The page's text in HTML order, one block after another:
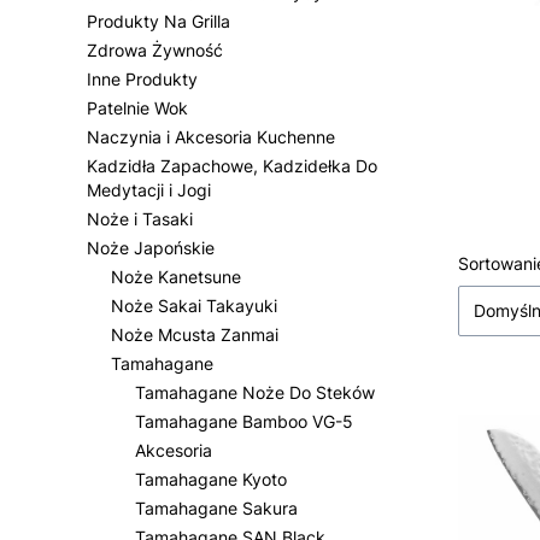
Produkty Na Grilla
Zdrowa Żywność
Inne Produkty
Patelnie Wok
Naczynia i Akcesoria Kuchenne
Kadzidła Zapachowe, Kadzidełka Do
Medytacji i Jogi
Noże i Tasaki
Noże Japońskie
Noże Kanetsune
Noże Sakai Takayuki
Noże Mcusta Zanmai
Tamahagane
Tamahagane Noże Do Steków
Tamahagane Bamboo VG-5
Akcesoria
Tamahagane Kyoto
Tamahagane Sakura
Lista